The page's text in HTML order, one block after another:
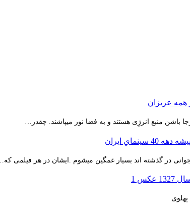
همه عزیزان
باشن منبع انرژِی هستند و به فضا نور میپاشند. چقدر…
ايران
در گذشته اند بسیار غمگین میشوم .ایشان در هر فیلمی که…
1